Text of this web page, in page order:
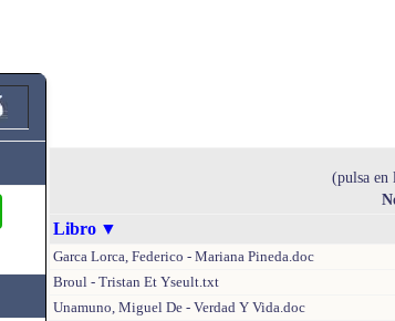
(pulsa en
Libro ▼
Garca Lorca, Federico - Mariana Pineda.doc
Broul - Tristan Et Yseult.txt
Unamuno, Miguel De - Verdad Y Vida.doc